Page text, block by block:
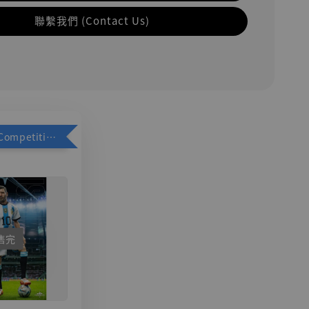
聯繫我們 (Contact Us)
加購優惠【Competitive Toys 梅西 [CM001]】
完